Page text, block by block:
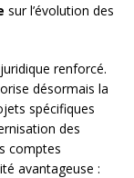
sur l’évolution des
renforcé.
désormais la
spécifiques
des
comptes
avantageuse :